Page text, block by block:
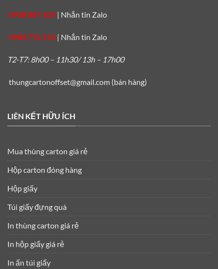
0938 807 105 | Nhắn tin Zalo
0984 776 115 | Nhắn tin Zalo
T2-T7: 8h00 – 11h30/ 13h – 17h00
thungcartonoffset@gmail.com (bán hàng)
LIÊN KẾT HỮU ÍCH
Mua thùng carton giá rẻ
Hộp carton đóng hàng
Hộp giấy
Túi giấy đựng quà
In thùng carton giá rẻ
In hộp giấy giá rẻ
In ấn túi giấy